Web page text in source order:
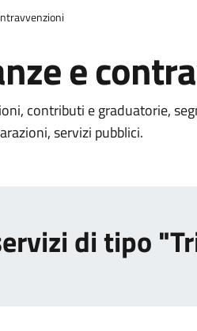
e
contributi e graduatorie,
servizi pubblici.
di tipo